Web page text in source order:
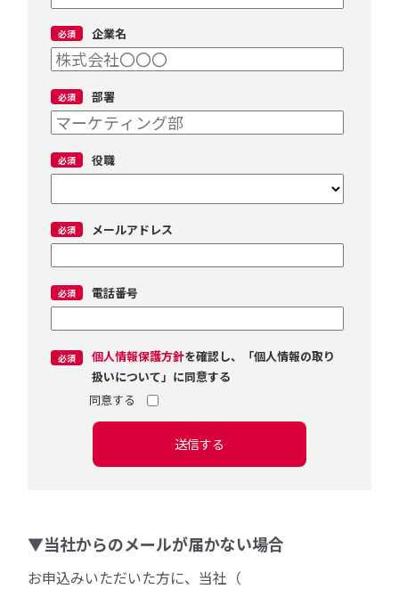
企業名
部署
役職
メールアドレス
電話番号
個人情報保護方針を確認し、「個人情報の取り
扱いについて」に同意する
送信する
▼当社からのメールが届かない場合
お申込みいただいた方に、当社（